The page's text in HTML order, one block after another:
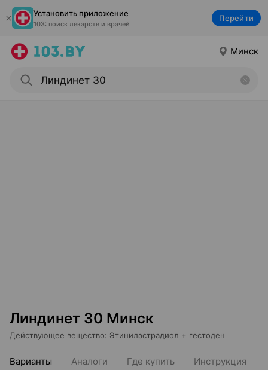
Установить приложение
103: поиск лекарств и врачей
Перейти
Минск
Линдинет 30 Минск
Действующее вещество: Этинилэстрадиол + гестоден
Варианты Аналоги Где купить Инструкция